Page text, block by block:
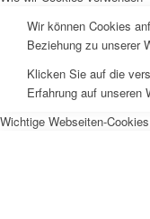
Wir können Cookies
Beziehung zu unserer
Klicken Sie auf die
Erfahrung auf unseren
Wichtige Webseiten-Cookies